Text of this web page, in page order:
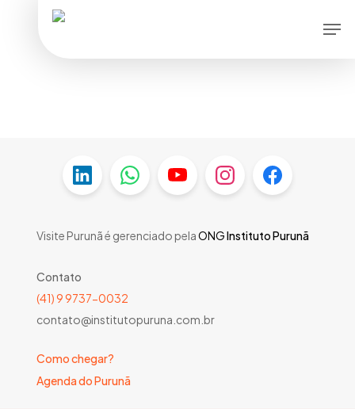
Visite Purunã é gerenciado pelaONGInstituto Purunã
Contato
(41) 9 9737-0032
contato@institutopuruna.com.br
Como chegar?
Agenda do Purunã